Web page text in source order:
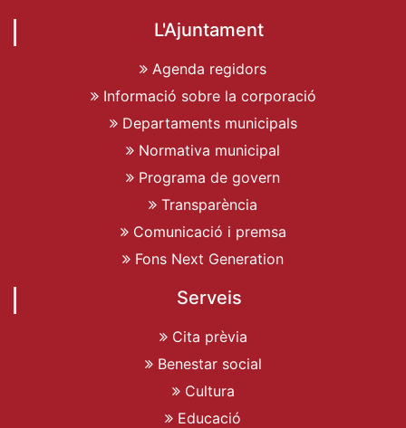
L'Ajuntament
Agenda regidors
Informació sobre la corporació
Departaments municipals
Normativa municipal
Programa de govern
Transparència
Comunicació i premsa
Fons Next Generation
Serveis
Cita prèvia
Benestar social
Cultura
Educació